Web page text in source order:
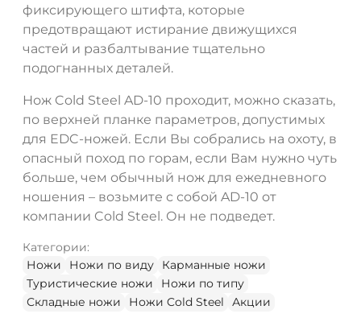
фиксирующего штифта, которые
предотвращают истирание движущихся
частей и разбалтывание тщательно
подогнанных деталей.
Нож Cold Steel AD-10 проходит, можно сказать,
по верхней планке параметров, допустимых
для EDC-ножей. Если Вы собрались на охоту, в
опасный поход по горам, если Вам нужно чуть
больше, чем обычный нож для ежедневного
ношения – возьмите с собой AD-10 от
компании Cold Steel. Он не подведет.
Категории:
Ножи
Ножи по виду
Карманные ножи
Туристические ножи
Ножи по типу
Складные ножи
Ножи Cold Steel
Акции